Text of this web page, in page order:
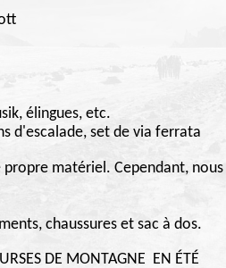
élingues, etc.
d'escalade, set de via ferrata
matériel. Cependant,
chaussures et sac à dos.
DE MONTAGNE EN ÉTÉ